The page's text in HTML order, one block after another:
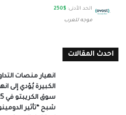
الحد الأدنى: $250
موجه للعرب
احدث المقالات
انهيار منصات
الكبيرة يُؤدي إلى
شبح “تأثير